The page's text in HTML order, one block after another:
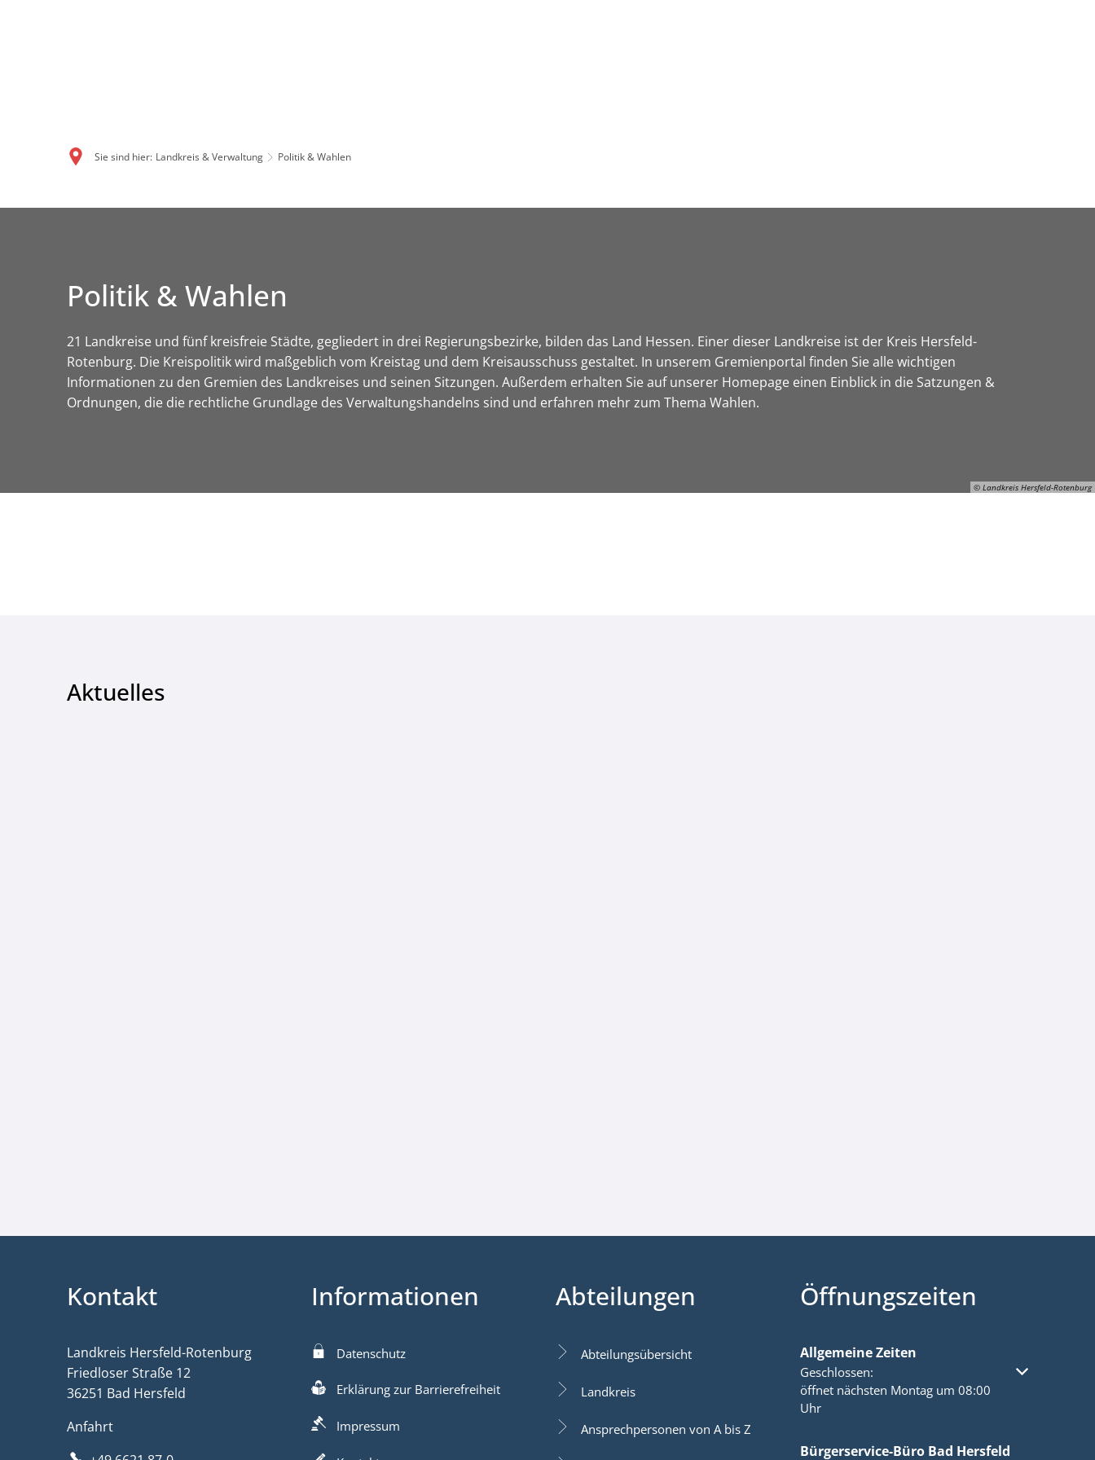
Sie sind hier: Landkreis & Verwaltung Politik & Wahlen
© Landkreis Hersfeld-Rotenburg
Politik & Wahlen
21 Landkreise und fünf kreisfreie Städte, gegliedert in drei Regierungsbezirke, bilden das Land Hessen. Einer dieser Landkreise ist der Kreis Hersfeld-
Rotenburg. Die Kreispolitik wird maßgeblich vom Kreistag und dem Kreisausschuss gestaltet. In unserem Gremienportal finden Sie alle wichtigen
Informationen zu den Gremien des Landkreises und seinen Sitzungen. Außerdem erhalten Sie auf unserer Homepage einen Einblick in die Satzungen &
Ordnungen, die die rechtliche Grundlage des Verwaltungshandelns sind und erfahren mehr zum Thema Wahlen.
Aktuelles
Kontakt
Landkreis Hersfeld-Rotenburg
Friedloser Straße 12
36251 Bad Hersfeld
Anfahrt
Informationen
Datenschutz
Erklärung zur Barrierefreiheit
Impressum
Abteilungen
Abteilungsübersicht
Landkreis
Ansprechpersonen von A bis Z
Öffnungszeiten
Allgemeine Zeiten
Klicken, um weitere Öffnungs- oder Schließzeiten
Geschlossen:
öffnet nächsten Montag um 08:00
Uhr
Bürgerservice-Büro Bad Hersfeld